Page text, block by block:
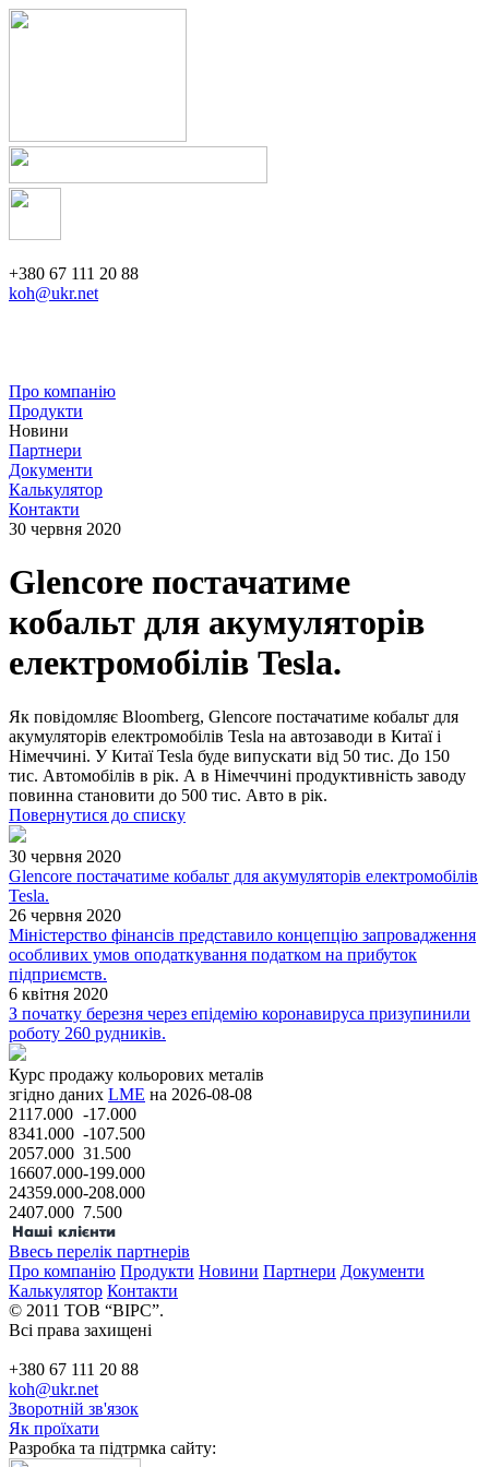
+380 67 111 20 88
koh@ukr.net
Про компанію
Продукти
Новини
Партнери
Документи
Калькулятор
Контакти
30 червня 2020
Glencore постачатиме
кобальт для акумуляторів
електромобілів Tesla.
Як повідомляє Bloomberg, Glencore постачатиме кобальт для
акумуляторів електромобілів Tesla на автозаводи в Китаї і
Німеччині. У Китаї Tesla буде випускати від 50 тис. До 150
тис. Автомобілів в рік. А в Німеччині продуктивність заводу
повинна становити до 500 тис. Авто в рік.
Повернутися до списку
30 червня 2020
Glencore постачатиме кобальт для акумуляторів електромобілів
Tesla.
26 червня 2020
Міністерство фінансів представило концепцію запровадження
особливих умов оподаткування податком на прибуток
підприємств.
6 квітня 2020
З початку березня через епідемію коронавируса призупинили
роботу 260 рудників.
Курс продажу кольорових металів
згідно даних LME на 2026-08-08
2117.000 -17.000
8341.000 -107.500
2057.000 31.500
16607.000-199.000
24359.000-208.000
2407.000 7.500
Ввесь перелік партнерів
Про компанію Продукти Новини Партнери Документи
Калькулятор Контакти
© 2011 ТОВ “ВІРС”.
Всі права захищені
+380 67 111 20 88
koh@ukr.net
Зворотній зв'язок
Як проїхати
Разробка та підтрмка сайту: